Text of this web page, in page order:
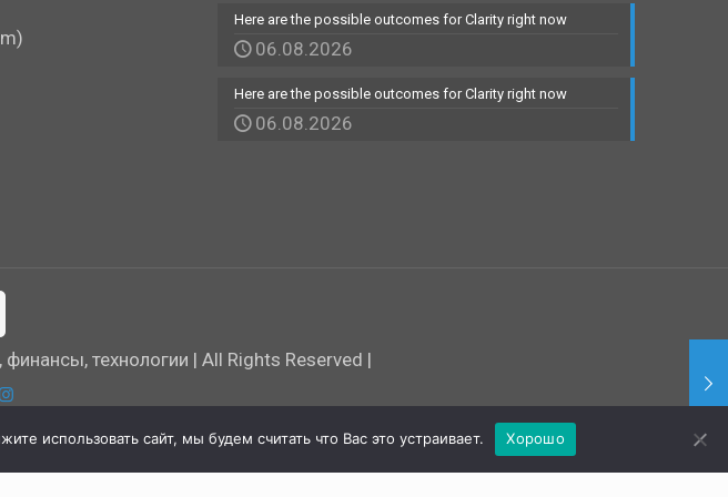
Here are the possible outcomes for Clarity right now
06.08.2026
Here are the possible outcomes for Clarity right now
06.08.2026
технологии | All Rights Reserved |
использовать сайт, мы будем считать что Вас это устраивает. Хорошо